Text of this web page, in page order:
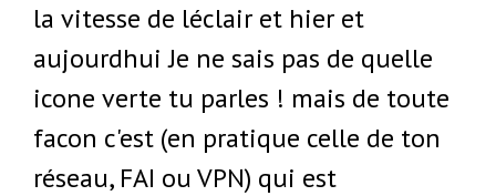
la vitesse de léclair et hier et
aujourdhui Je ne sais pas de quelle
icone verte tu parles ! mais de toute
facon c'est (en pratique celle de ton
réseau, FAI ou VPN) qui est